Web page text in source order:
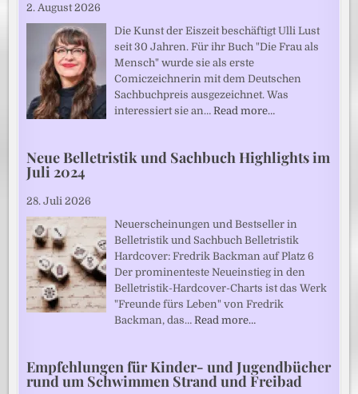
2. August 2026
Die Kunst der Eiszeit beschäftigt Ulli Lust
seit 30 Jahren. Für ihr Buch "Die Frau als
Mensch" wurde sie als erste
Comiczeichnerin mit dem Deutschen
Sachbuchpreis ausgezeichnet. Was
interessiert sie an…Read more…
Neue Belletristik und Sachbuch Highlights im
Juli 2024
28. Juli 2026
Neuerscheinungen und Bestseller in
Belletristik und Sachbuch Belletristik
Hardcover: Fredrik Backman auf Platz 6
Der prominenteste Neueinstieg in den
Belletristik-Hardcover-Charts ist das Werk
"Freunde fürs Leben" von Fredrik
Backman, das…Read more…
Empfehlungen für Kinder- und Jugendbücher
rund um Schwimmen Strand und Freibad